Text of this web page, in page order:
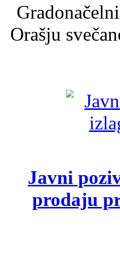
Orašju
Javni
prodaju